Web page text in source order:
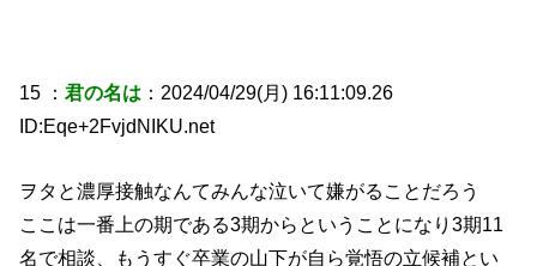
15 ：君の名は ：2024/04/29(月) 16:11:09.26
ID:Eqe+2FvjdNIKU.net
ヲタと濃厚接触なんてみんな泣いて嫌がることだろう
ここは一番上の期である3期からということになり3期11
名で相談、もうすぐ卒業の山下が自ら覚悟の立候補とい